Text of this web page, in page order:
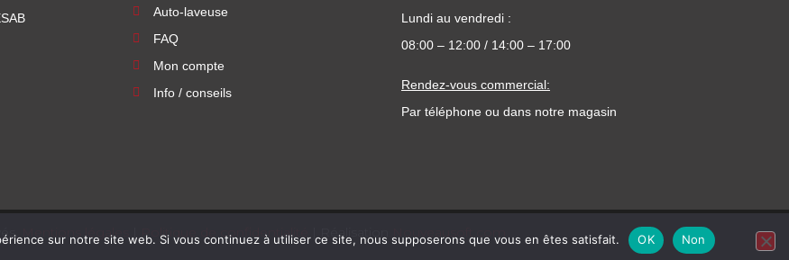
Auto-laveuse
FAQ
Mon compte
Info / conseils
Lundi au vendredi :
08:00 – 12:00 / 14:00 – 17:00
Rendez-vous commercial:
Par téléphone ou dans notre magasin
Mentions légales Politique de confidentialité | Réalisation
sur notre site web. Si vous continuez à utiliser ce site, nous supposerons que vous en êtes satisfait. OK Non